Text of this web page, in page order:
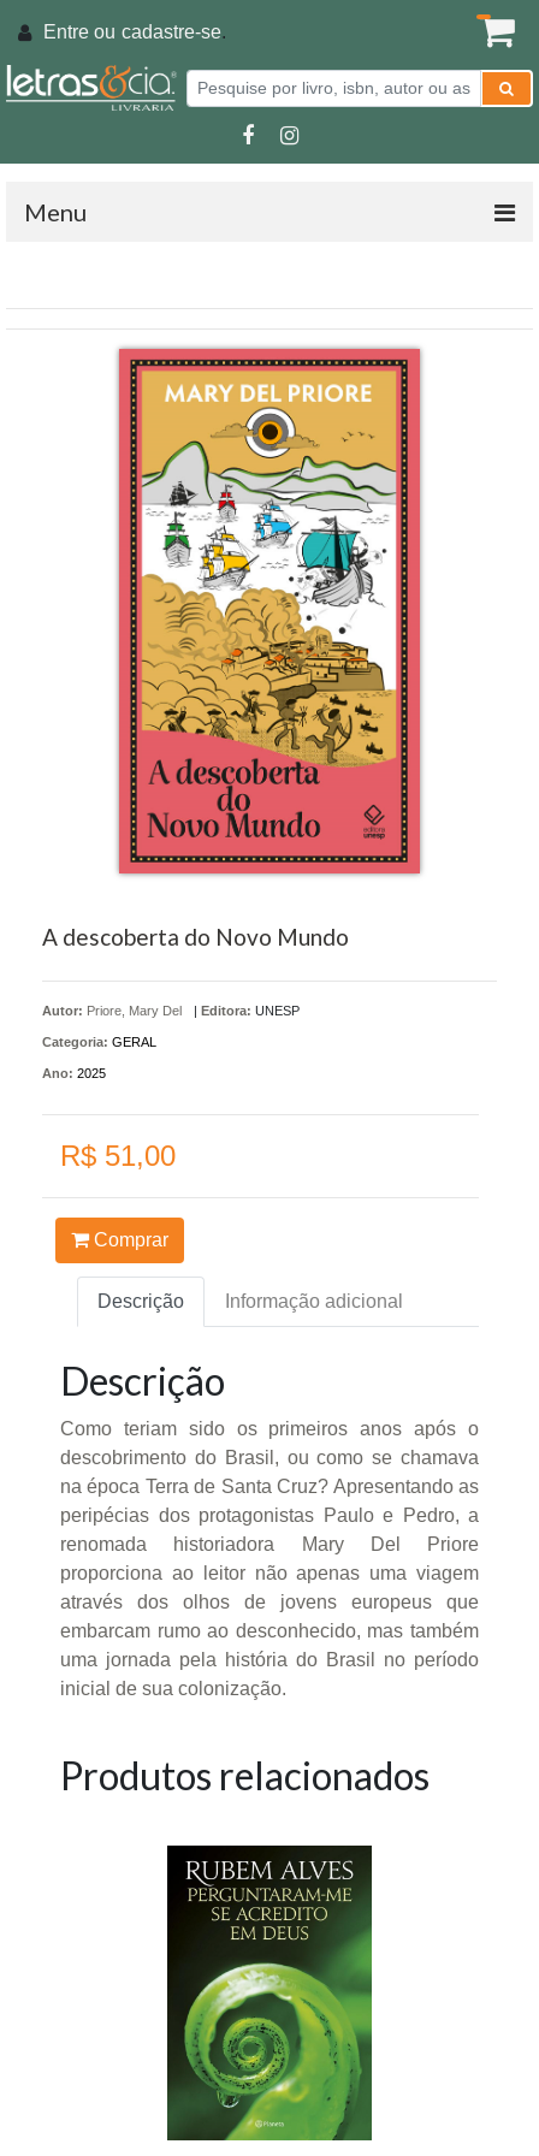
Entre ou cadastre-se.
Menu
A descoberta do Novo Mundo
Autor: Priore, Mary Del | Editora: UNESP
Categoria: GERAL
Ano: 2025
R$ 51,00
Comprar
Descrição Informação adicional
Descrição
Como teriam sido os primeiros anos após o
descobrimento do Brasil, ou como se chamava
na época Terra de Santa Cruz? Apresentando as
peripécias dos protagonistas Paulo e Pedro, a
renomada historiadora Mary Del Priore
proporciona ao leitor não apenas uma viagem
através dos olhos de jovens europeus que
embarcam rumo ao desconhecido, mas também
uma jornada pela história do Brasil no período
inicial de sua colonização.
Produtos relacionados